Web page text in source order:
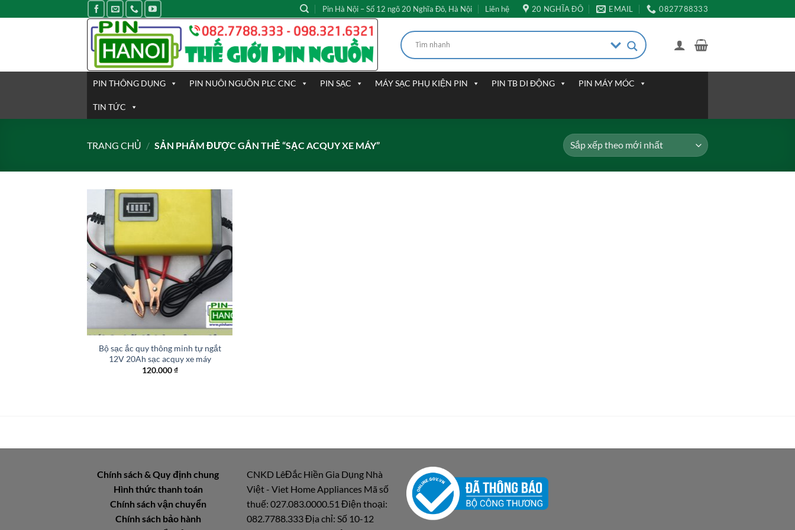
qua
Pin Hà Nội – Số 12 ngõ 20 Nghĩa Đô, Hà Nội Liên hệ 20 NGHĨA ĐÔ EMAIL 0827788333
PIN THÔNG DỤNG PIN NUÔI NGUỒN PLC CNC PIN SẠC MÁY SẠC PHỤ KIỆN PIN PIN TB DI ĐỘNG PIN MÁY MÓC
TIN TỨC
TRANG CHỦ / SẢN PHẨM ĐƯỢC GẮN THẺ “SẠC ACQUY XE MÁY”
Bộ sạc ắc quy thông minh tự ngắt
12V 20Ah sạc acquy xe máy
120.000₫
Chính sách & Quy định chung
Hình thức thanh toán
Chính sách vận chuyển
Chính sách bảo hành
CNKD LêĐắc Hiền Gia Dụng Nhà
Việt - Viet Home Appliances Mã số
thuế: 027.083.0000.51 Điện thoại:
082.7788.333 Địa chỉ: Số 10-12